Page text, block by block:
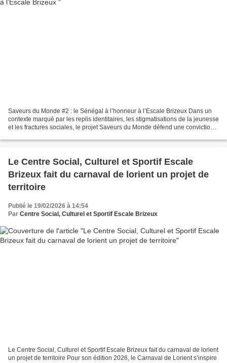
Saveurs du Monde #2 : le Sénégal à l’honneur à l’Escale Brizeux Dans un
contexte marqué par les replis identitaires, les stigmatisations de la jeunesse
et les fractures sociales, le projet Saveurs du Monde défend une conviction
Le Centre Social, Culturel et Sportif Escale
Brizeux fait du carnaval de lorient un projet de
territoire
Publié le 19/02/2026 à 14:54
Par Centre Social, Culturel et Sportif Escale Brizeux
Le Centre Social, Culturel et Sportif Escale Brizeux fait du carnaval de lorient
un projet de territoire Pour son édition 2026, le Carnaval de Lorient s’inspire